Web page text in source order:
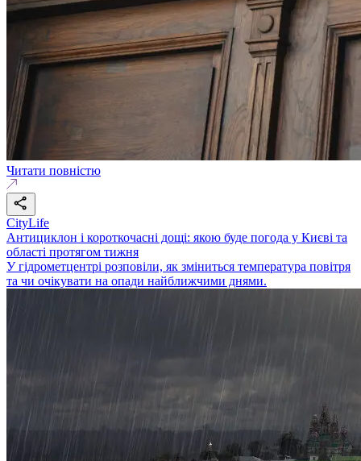
Читати повністю
CityLife
Антициклон і короткочасні дощі: якою буде погода у Києві та
області протягом тижня
У гідрометцентрі розповіли, як зміниться температура повітря
та чи очікувати на опади найближчими днями.